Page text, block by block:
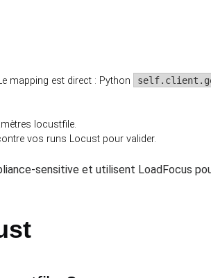
mapping est direct : Python
locustfile.
vos runs Locust pour valider.
sensitive et utilisent LoadFocus